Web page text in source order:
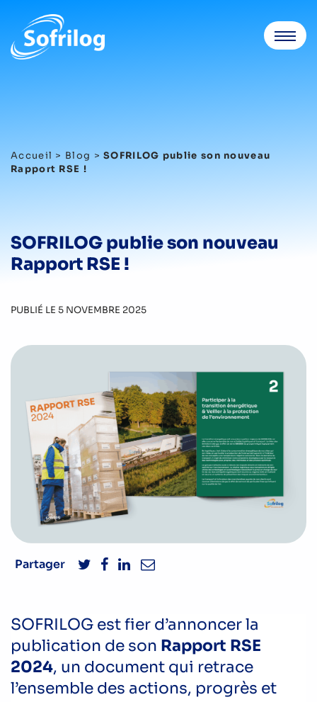
Accueil > Blog >SOFRILOG publie son nouveau
Rapport RSE !
SOFRILOG publie son nouveau
Rapport RSE !
PUBLIÉ LE 5 NOVEMBRE 2025
Partager
SOFRILOG est fier d’annoncer la
publication de son Rapport RSE
2024, un document qui retrace
l’ensemble des actions, progrès et